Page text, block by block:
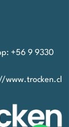
+56 9 9330
www.trocken.cl